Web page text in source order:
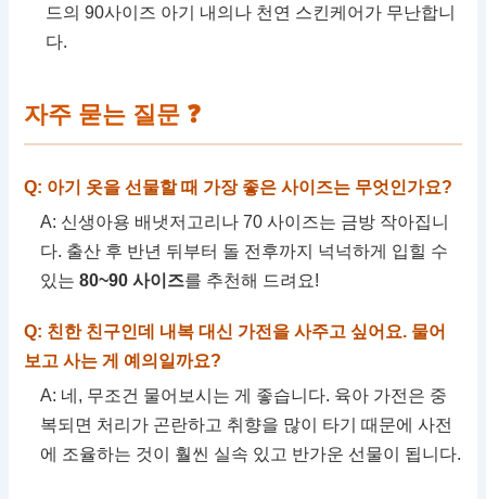
드의 90사이즈 아기 내의나 천연 스킨케어가 무난합니
다.
자주 묻는 질문 ❓
Q: 아기 옷을 선물할 때 가장 좋은 사이즈는 무엇인가요?
A: 신생아용 배냇저고리나 70 사이즈는 금방 작아집니
다. 출산 후 반년 뒤부터 돌 전후까지 넉넉하게 입힐 수
있는80~90 사이즈를 추천해 드려요!
Q: 친한 친구인데 내복 대신 가전을 사주고 싶어요. 물어
보고 사는 게 예의일까요?
A: 네, 무조건 물어보시는 게 좋습니다. 육아 가전은 중
복되면 처리가 곤란하고 취향을 많이 타기 때문에 사전
에 조율하는 것이 훨씬 실속 있고 반가운 선물이 됩니다.